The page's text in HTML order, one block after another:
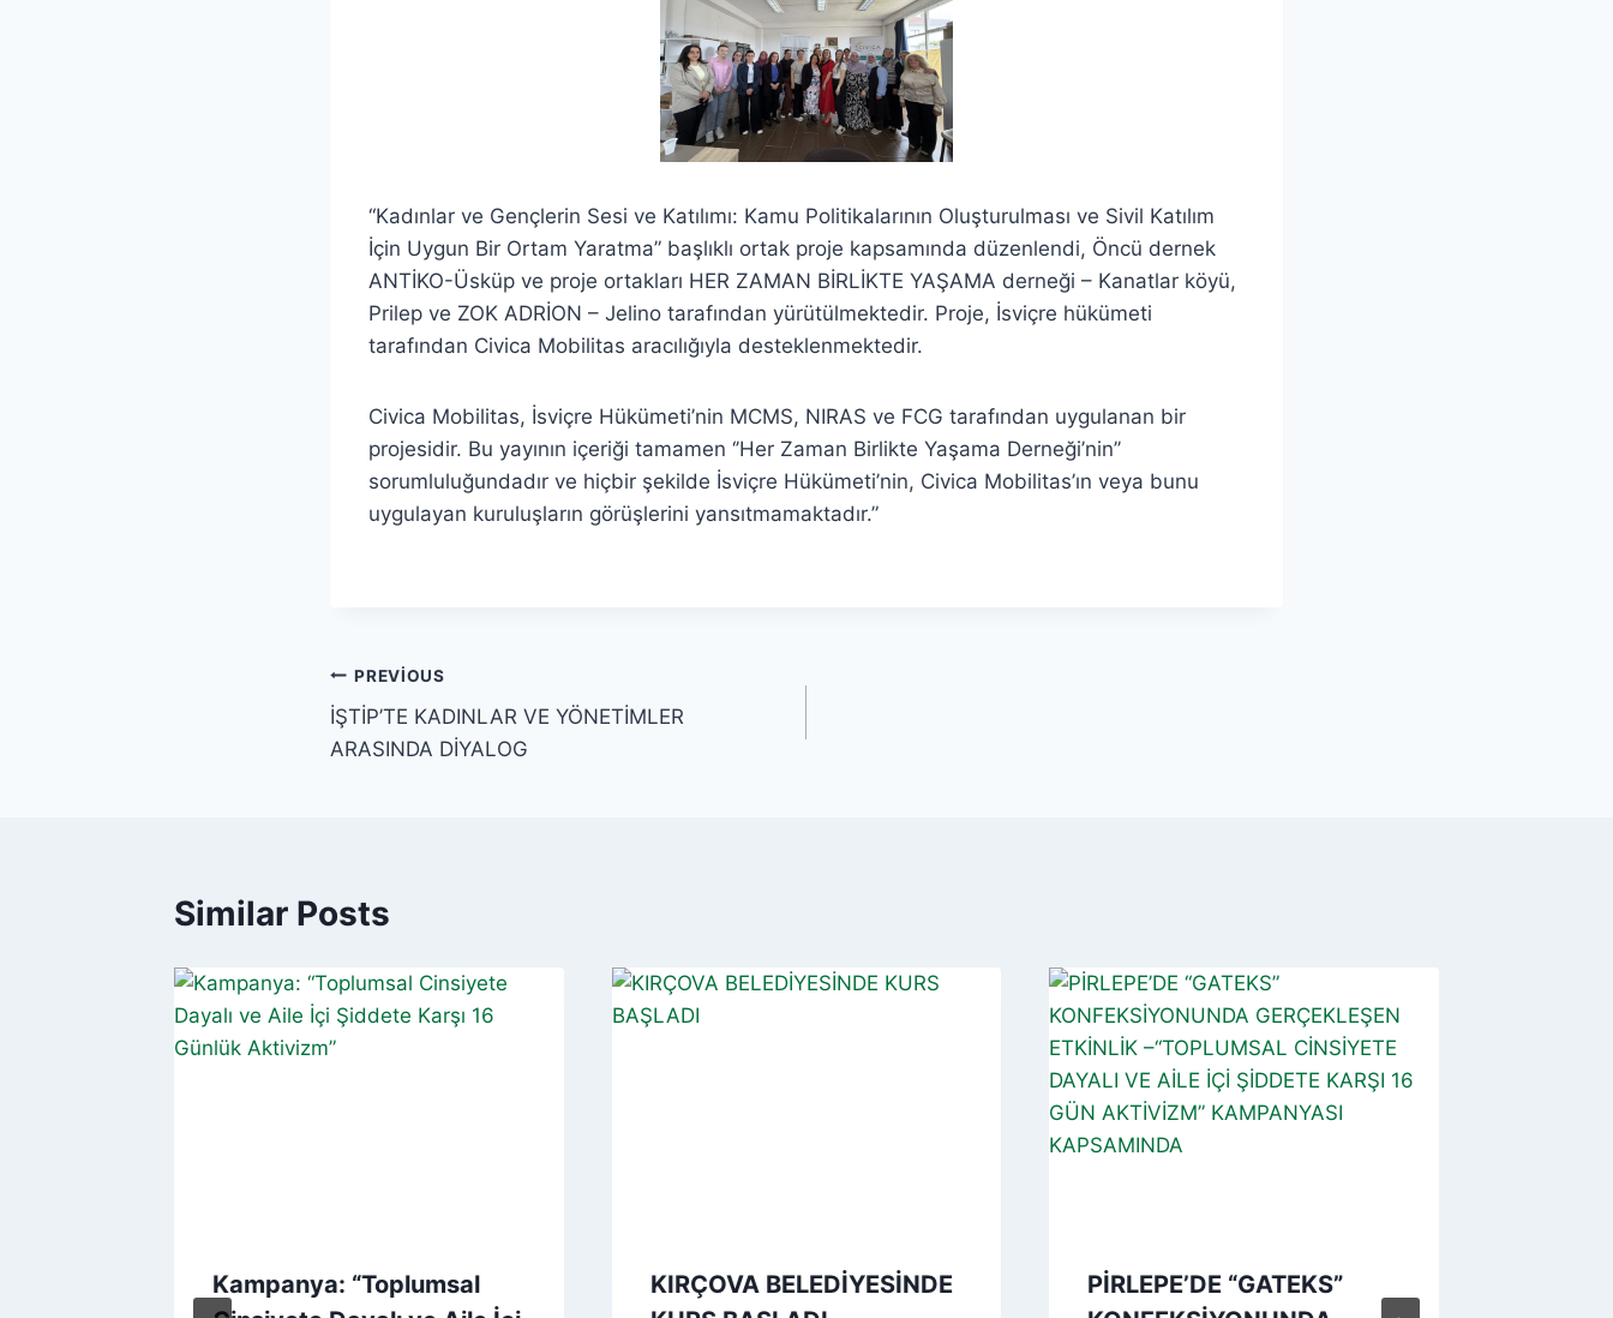
“Kadınlar ve Gençlerin Sesi ve Katılımı: Kamu Politikalarının Oluşturulması ve Sivil Katılım
İçin Uygun Bir Ortam Yaratma” başlıklı ortak proje kapsamında düzenlendi, Öncü dernek
ANTİKO-Üsküp ve proje ortakları HER ZAMAN BİRLİKTE YAŞAMA derneği – Kanatlar köyü,
Prilep ve ZOK ADRİON – Jelino tarafından yürütülmektedir. Proje, İsviçre hükümeti
tarafından Civica Mobilitas aracılığıyla desteklenmektedir.
Civica Mobilitas, İsviçre Hükümeti’nin MCMS, NIRAS ve FCG tarafından uygulanan bir
projesidir. Bu yayının içeriği tamamen ‘’Her Zaman Birlikte Yaşama Derneği’nin’’
sorumluluğundadır ve hiçbir şekilde İsviçre Hükümeti’nin, Civica Mobilitas’ın veya bunu
uygulayan kuruluşların görüşlerini yansıtmamaktadır.”
Yazı
gezinmesi
PREVIOUS
İŞTİP’TE KADINLAR VE YÖNETİMLER
ARASINDA DİYALOG
Similar Posts
Kampanya: “Toplumsal
KIRÇOVA BELEDİYESİNDE
PİRLEPE’DE “GATEKS”